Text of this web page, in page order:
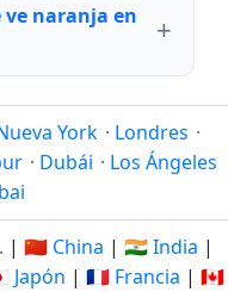
ve naranja en
York · Londres ·
· Dubái · Los Ángeles
| 🇨🇳 China | 🇮🇳 India |
Japón | 🇫🇷 Francia | 🇨🇦